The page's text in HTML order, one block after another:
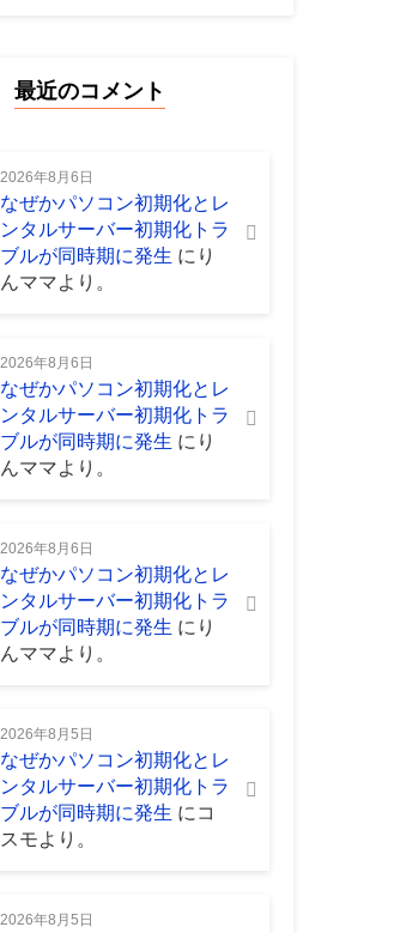
最近のコメント
2026年8月6日
なぜかパソコン初期化とレ
ンタルサーバー初期化トラ
ブルが同時期に発生 に り
んママより。
2026年8月6日
なぜかパソコン初期化とレ
ンタルサーバー初期化トラ
ブルが同時期に発生 に り
んママより。
2026年8月6日
なぜかパソコン初期化とレ
ンタルサーバー初期化トラ
ブルが同時期に発生 に り
んママより。
2026年8月5日
なぜかパソコン初期化とレ
ンタルサーバー初期化トラ
ブルが同時期に発生 に コ
スモより。
2026年8月5日